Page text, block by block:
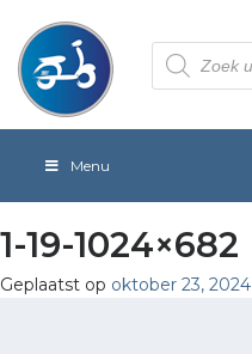
Producten
zoeken
Menu
1-19-1024×682
Geplaatst op oktober 23, 2024